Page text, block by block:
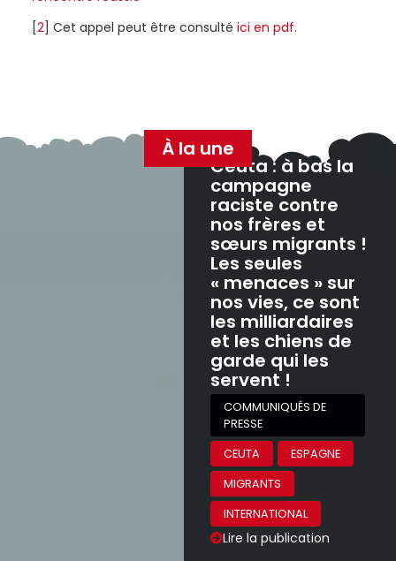
[2] Cet appel peut être consulté ici en pdf.
À la une
Ceuta : à bas la
campagne
raciste contre
nos frères et
sœurs migrants !
Les seules
« menaces » sur
nos vies, ce sont
les milliardaires
et les chiens de
garde qui les
servent !
COMMUNIQUÉS DE
PRESSE
CEUTA
ESPAGNE
MIGRANTS
INTERNATIONAL
Lire la publication